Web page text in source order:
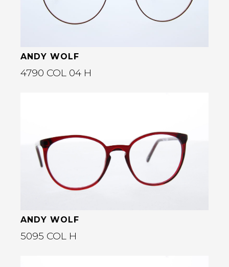
ANDY WOLF
4790 COL 04 H
ANDY WOLF
5095 COL H